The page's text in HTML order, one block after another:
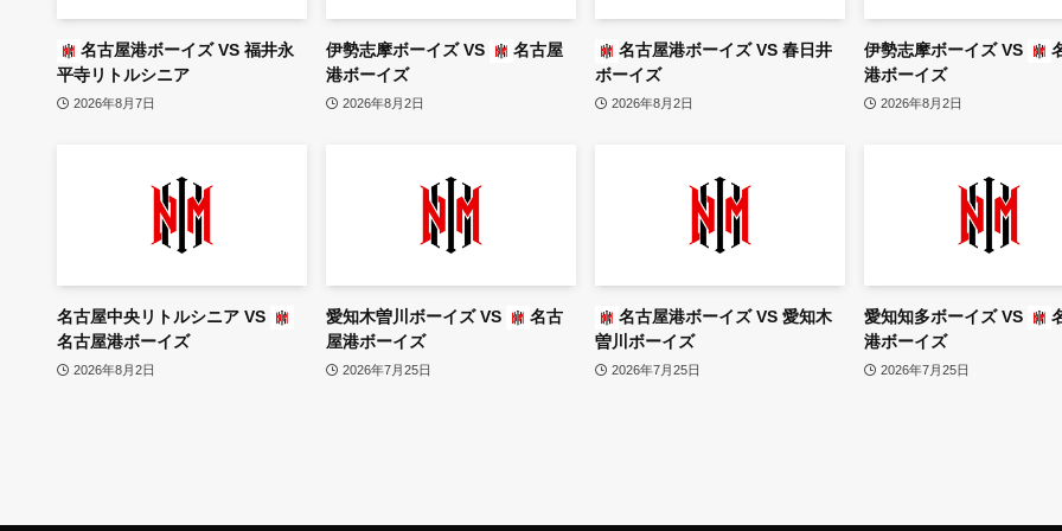
名古屋港ボーイズVS 福井永
平寺リトルシニア
2026年8月7日
伊勢志摩ボーイズVS
名古屋
港ボーイズ
2026年8月2日
名古屋港ボーイズVS 春日井
ボーイズ
2026年8月2日
伊勢志摩ボーイズVS
港ボーイズ
2026年8月2日
名古屋中央リトルシニア VS
名古屋港ボーイズ
2026年8月2日
愛知木曽川ボーイズVS
名古
屋港ボーイズ
2026年7月25日
名古屋港ボーイズVS 愛知木
曽川ボーイズ
2026年7月25日
愛知知多ボーイズVS
港ボーイズ
2026年7月25日